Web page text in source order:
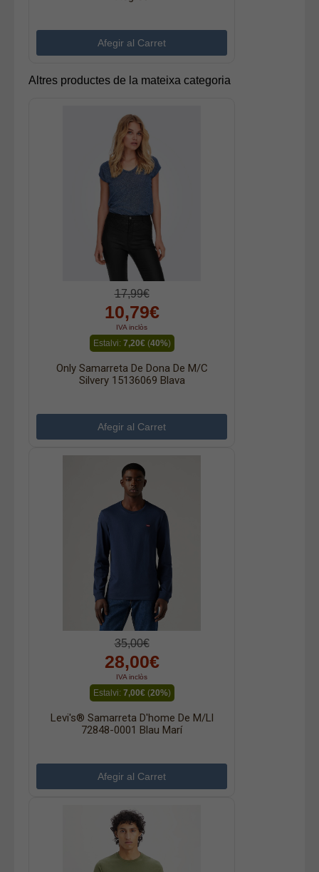
Altres productes de la mateixa categoria
17,99€
10,79€
IVA inclòs
Estalvi: 7,20€(40%)
Only Samarreta De Dona De M/c
Silvery 15136069 Blava
35,00€
28,00€
IVA inclòs
Estalvi: 7,00€(20%)
Levi's® Samarreta D'home De M/ll
72848-0001 Blau Marí